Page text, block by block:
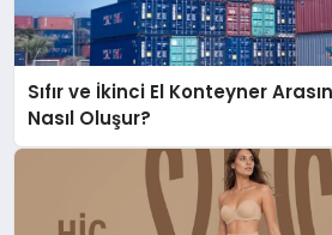
Sıfır ve İkinci El Konteyner
Nasıl Oluşur?